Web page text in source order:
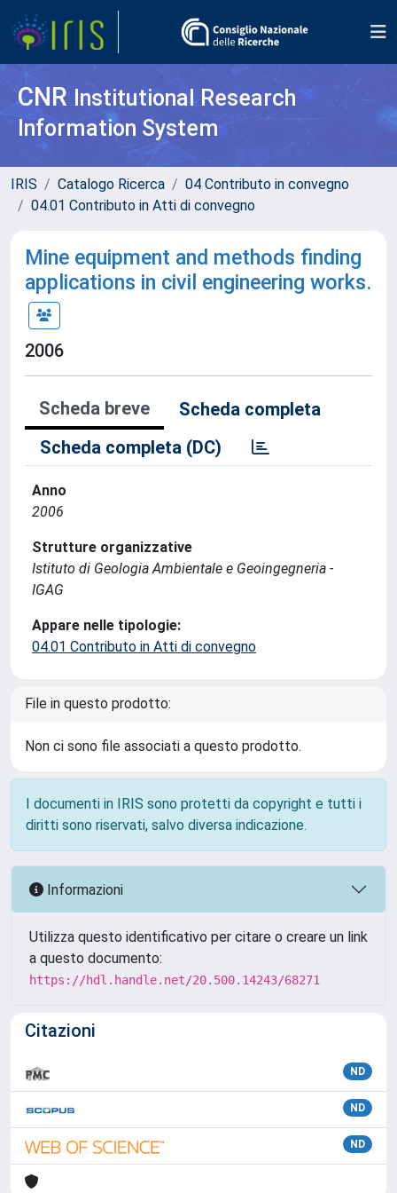
CNR Institutional Research
Information System
IRIS Catalogo Ricerca
04 Contributo in convegno
04.01 Contributo in Atti di convegno
Mine equipment and methods finding
applications in civil engineering works.
2006
Scheda breve
Scheda completa
Scheda completa (DC)
Anno
2006
Strutture organizzative
Istituto di Geologia Ambientale e Geoingegneria -
IGAG
Appare nelle tipologie:
04.01 Contributo in Atti di convegno
File in questo prodotto:
Non ci sono file associati a questo prodotto.
I documenti in IRIS sono protetti da copyright e tutti i
diritti sono riservati, salvo diversa indicazione.
Informazioni
Utilizza questo identificativo per citare o creare un link
a questo documento:
https://hdl.handle.net/20.500.14243/68271
Citazioni
ND
ND
ND